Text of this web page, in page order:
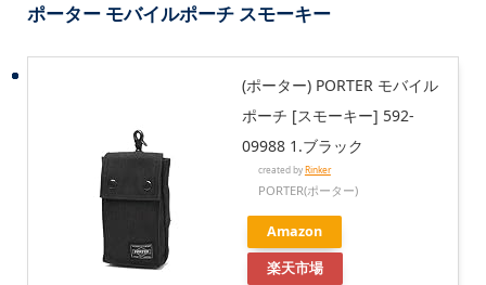
ポーター モバイルポーチ スモーキー
(ポーター) PORTER モバイル
ポーチ [スモーキー] 592-
09988 1.ブラック
created byRinker
PORTER(ポーター)
Amazon
楽天市場